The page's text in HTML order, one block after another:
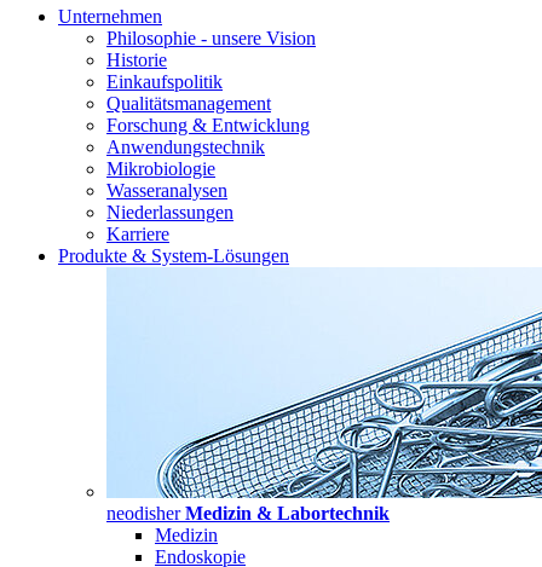
Unternehmen
Philosophie - unsere Vision
Historie
Einkaufspolitik
Qualitätsmanagement
Forschung & Entwicklung
Anwendungstechnik
Mikrobiologie
Wasseranalysen
Niederlassungen
Karriere
Produkte & System-Lösungen
neodisherMedizin & Labortechnik
Medizin
Endoskopie